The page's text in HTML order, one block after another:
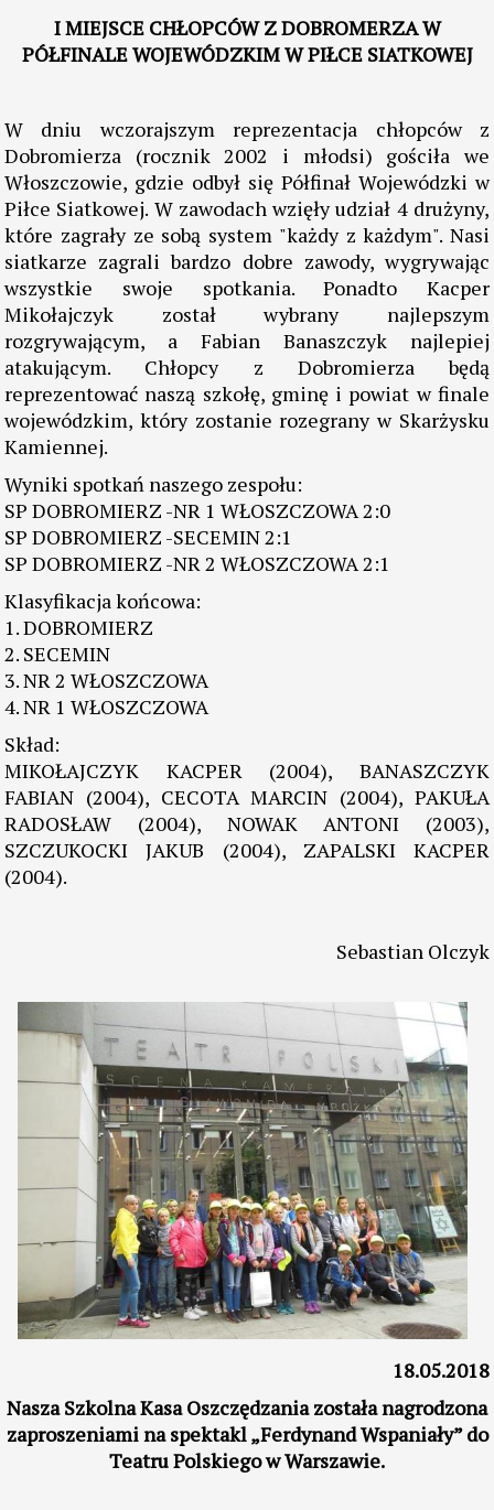
I MIEJSCE CHŁOPCÓW Z DOBROMERZA W
PÓŁFINALE WOJEWÓDZKIM W PIŁCE SIATKOWEJ
W dniu wczorajszym reprezentacja chłopców z
Dobromierza (rocznik 2002 i młodsi) gościła we
Włoszczowie, gdzie odbył się Półfinał Wojewódzki w
Piłce Siatkowej. W zawodach wzięły udział 4 drużyny,
które zagrały ze sobą system "każdy z każdym". Nasi
siatkarze zagrali bardzo dobre zawody, wygrywając
wszystkie swoje spotkania. Ponadto Kacper
Mikołajczyk został wybrany najlepszym
rozgrywającym, a Fabian Banaszczyk najlepiej
atakującym. Chłopcy z Dobromierza będą
reprezentować naszą szkołę, gminę i powiat w finale
wojewódzkim, który zostanie rozegrany w Skarżysku
Kamiennej.
Wyniki spotkań naszego zespołu:
SP DOBROMIERZ -NR 1 WŁOSZCZOWA 2:0
SP DOBROMIERZ -SECEMIN 2:1
SP DOBROMIERZ -NR 2 WŁOSZCZOWA 2:1
Klasyfikacja końcowa:
1. DOBROMIERZ
2. SECEMIN
3. NR 2 WŁOSZCZOWA
4. NR 1 WŁOSZCZOWA
Skład:
MIKOŁAJCZYK KACPER (2004), BANASZCZYK
FABIAN (2004), CECOTA MARCIN (2004), PAKUŁA
RADOSŁAW (2004), NOWAK ANTONI (2003),
SZCZUKOCKI JAKUB (2004), ZAPALSKI KACPER
(2004).
Sebastian Olczyk
18.05.2018
Nasza Szkolna Kasa Oszczędzania została nagrodzona
zaproszeniami na spektakl „Ferdynand Wspaniały” do
Teatru Polskiego w Warszawie.